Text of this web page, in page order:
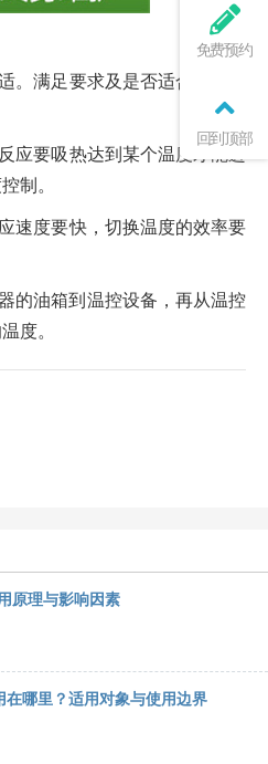
。满足要求及是否适合仪器内
应要吸热达到某个温度才能进
制。
速度要快，切换温度的效率要
的油箱到温控设备，再从温控
度。
原理与影响因素
在哪里？适用对象与使用边界
免费预约
回到顶部